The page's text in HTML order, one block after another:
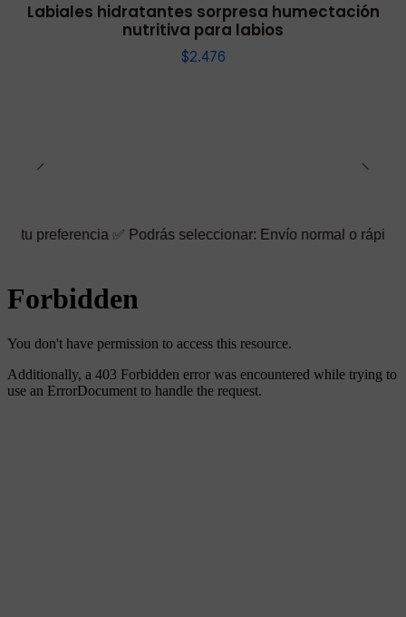
Labiales hidratantes sorpresa humectación
nutritiva para labios
$2.476
✅ Podrás seleccionar: Envío normal o rápido ☑️